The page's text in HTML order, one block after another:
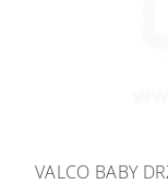
VALCO BABY